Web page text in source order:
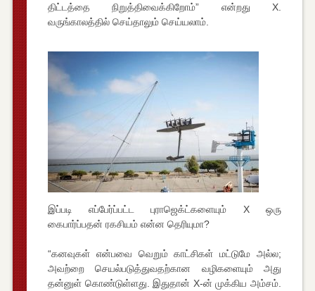
திட்டத்தை நிறுத்திவைக்கிறோம்” என்றது X.
வருங்காலத்தில் செய்தாலும் செய்யலாம்.
இப்படி எப்பேர்ப்பட்ட புராஜெக்ட்களையும் X ஒரு
கைபார்ப்பதன் ரகசியம் என்ன தெரியுமா?
“கனவுகள் என்பவை வெறும் காட்சிகள் மட்டுமே அல்ல;
அவற்றை செயல்படுத்துவதற்கான வழிகளையும் அது
தன்னுள் கொண்டுள்ளது. இதுதான் X-ன் முக்கிய அம்சம்.